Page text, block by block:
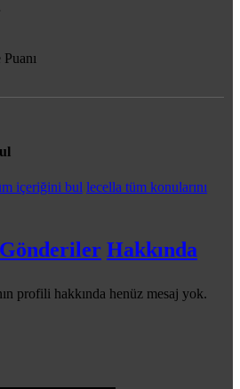
içeriğini bul lecella tüm konularını
Gönderiler Hakkında
profili hakkında henüz mesaj yok.